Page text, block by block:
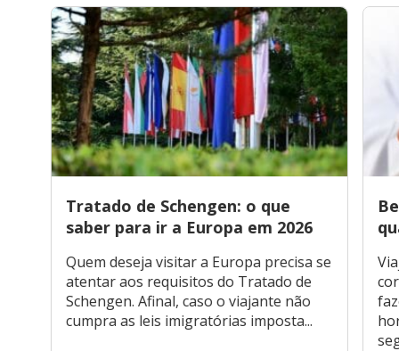
Tratado de Schengen: o que
saber para ir a Europa em 2026
Quem deseja visitar a Europa precisa se
atentar aos requisitos do Tratado de
Schengen. Afinal, caso o viajante não
cumpra as leis imigratórias imposta...